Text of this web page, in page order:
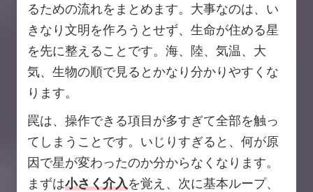
るための流れをまとめます。大事なのは、い
きなり文明を作ろうとせず、生命が住める星
を先に整えることです。海、陸、気温、大
気、生物の順で見るとかなり分かりやすくな
ります。
罠は、操作できる項目が多すぎて全部を触っ
てしまうことです。いじりすぎると、何が原
因で星が変わったのか分からなくなります。
まずは小さく介入を覚え、次に基本ループ、